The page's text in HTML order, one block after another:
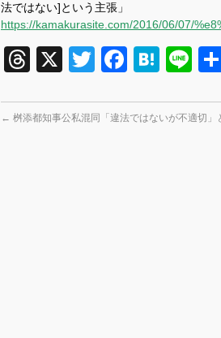
法ではない]という主張」
https://kamakurasite.com/2016/06/07/
Threads
X Twitter
← 桝添都知事公私混同「違法ではないが不適切」